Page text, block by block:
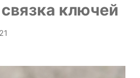
ключей